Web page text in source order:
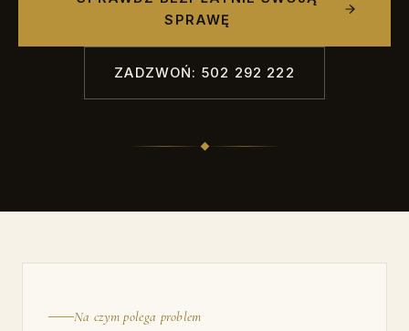
SPRAWĘ
ZADZWOŃ: 502 292 222
Na czym polega problem